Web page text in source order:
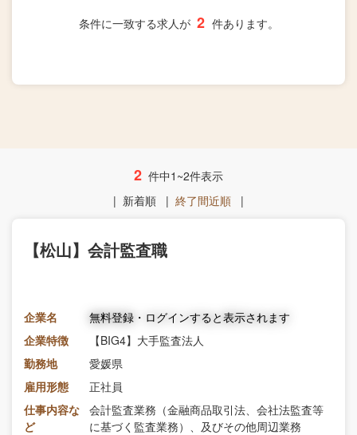
条件に一致する求人が 2 件あります。
2 件中1~2件表示
| 新着順 | 終了間近順 |
【松山】会計監査職
企業名
無料登録・ログインすると表示されます
企業特徴
【BIG4】大手監査法人
勤務地
愛媛県
雇用形態
正社員
仕事内容な
ど
会計監査業務（金融商品取引法、会社法監査等
に基づく監査業務）、及びその他周辺業務